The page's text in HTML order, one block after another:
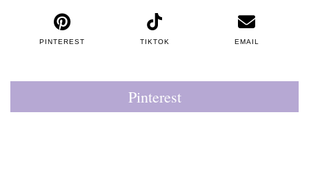
PINTEREST TIKTOK EMAIL
Pinterest